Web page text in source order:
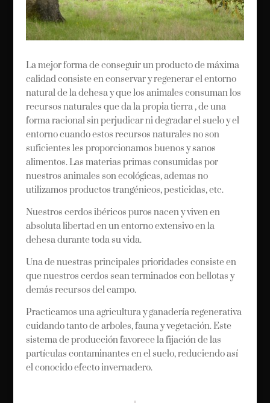
La mejor forma de conseguir un producto de máxima
calidad consiste en conservar y regenerar el entorno
natural de la dehesa y que los animales consuman los
recursos naturales que da la propia tierra , de una
forma racional sin perjudicar ni degradar el suelo y el
entorno cuando estos recursos naturales no son
suficientes les proporcionamos buenos y sanos
alimentos. Las materias primas consumidas por
nuestros animales son ecológicas, ademas no
utilizamos productos trangénicos, pesticidas, etc.
Nuestros cerdos ibéricos puros nacen y viven en
absoluta libertad en un entorno extensivo en la
dehesa durante toda su vida.
Una de nuestras principales prioridades consiste en
que nuestros cerdos sean terminados con bellotas y
demás recursos del campo.
Practicamos una agricultura y ganadería regenerativa
cuidando tanto de arboles, fauna y vegetación. Este
sistema de producción favorece la fijación de las
partículas contaminantes en el suelo, reduciendo así
el conocido efecto invernadero.